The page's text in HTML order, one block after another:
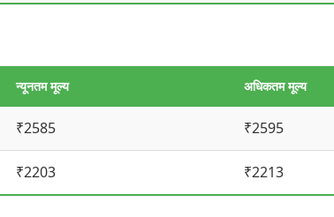
न्यूनतम मूल्य अधिकतम मूल्य
₹2585 ₹2595
₹2203 ₹2213